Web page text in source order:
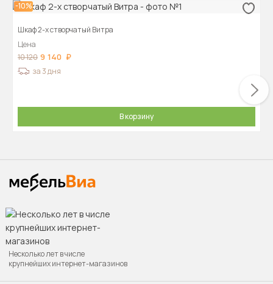
-10%
Шкаф 2-х створчатый Витра
Цена
10 120 9 140
за 3 дня
В корзину
Несколько лет в числе
крупнейших интернет-магазинов